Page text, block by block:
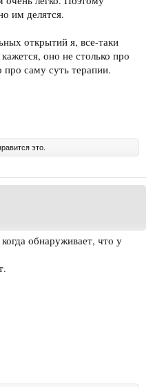
И, конечно,
быть исцеляющими для того,
проходят через
Я называю это
длится разное время.
для клиента может быть только
клиент - гуру или
на форуме.
им делятся.
открытий я, все-таки
оно не столько про
саму суть терапии.
это.
обнаруживает, что у